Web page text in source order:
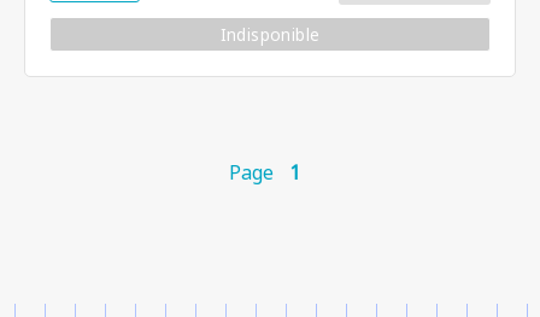
Indisponible
Page 1